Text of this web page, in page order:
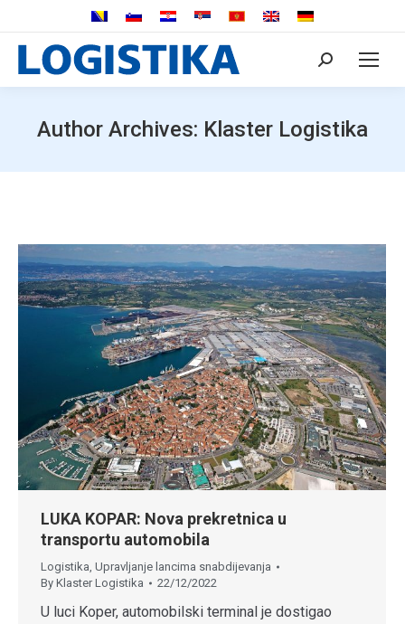
Search:
Author Archives: Klaster Logistika
LUKA KOPAR: Nova prekretnica u
transportu automobila
Logistika Upravljanje lancima snabdijevanja
By Klaster Logistika 22/12/2022
U luci Koper, automobilski terminal je dostigao